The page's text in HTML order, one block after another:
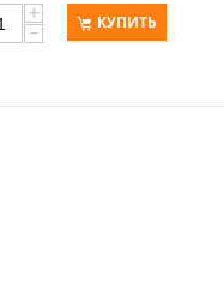
+
−
КУПИТЬ